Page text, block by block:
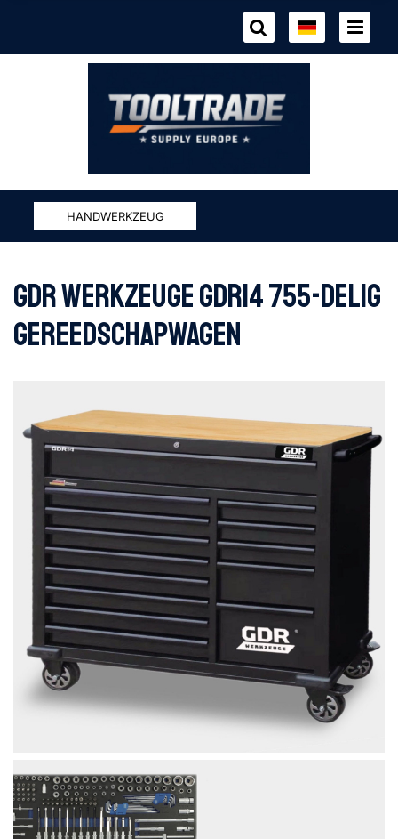
HANDWERKZEUG
GDR WERKZEUGE GDR14 755-DELIG
GEREEDSCHAPWAGEN